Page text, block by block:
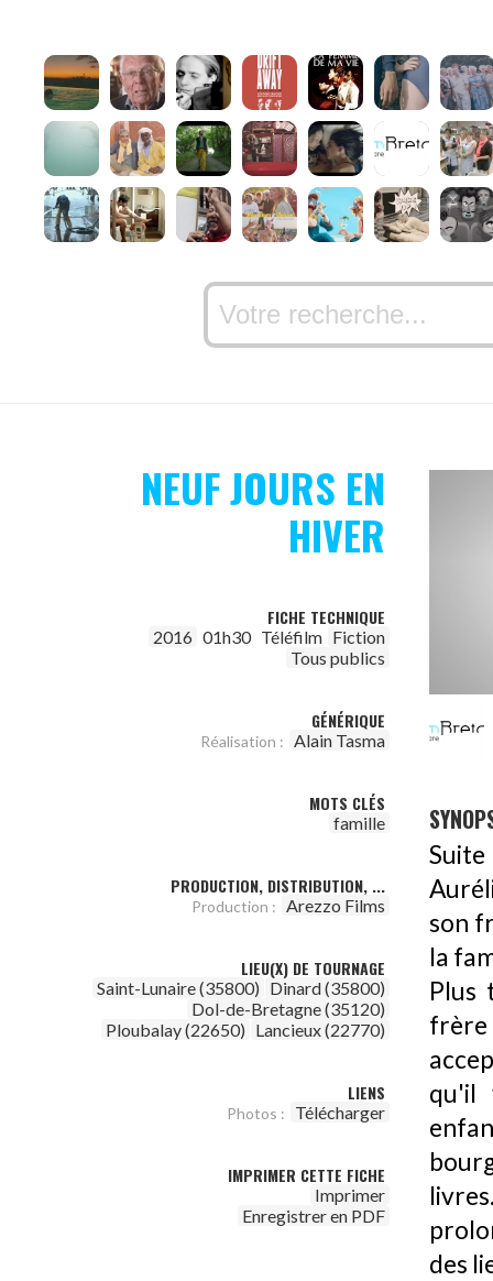
NEUF JOURS EN
HIVER
FICHE TECHNIQUE
2016 01h30 Téléfilm Fiction
Tous publics
GÉNÉRIQUE
Réalisation : Alain Tasma
MOTS CLÉS
famille
PRODUCTION, DISTRIBUTION, ...
Production : Arezzo Films
LIEU(X) DE TOURNAGE
Saint-Lunaire (35800) Dinard (35800)
Dol-de-Bretagne (35120)
Ploubalay (22650) Lancieux (22770)
LIENS
Photos : Télécharger
IMPRIMER CETTE FICHE
Imprimer
Enregistrer en PDF
son
la
Plus
frère
qu'il
des